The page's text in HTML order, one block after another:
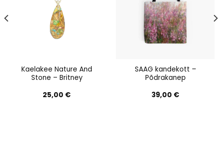
Kaelakee Nature And
Stone – Britney
25,00 €
SAAG kandekott –
Põdrakanep
39,00 €